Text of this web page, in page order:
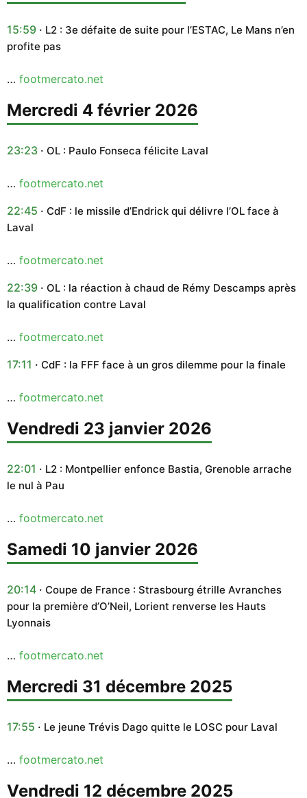
15:59
L2 : 3e défaite de suite pour l’ESTAC, Le Mans n’en
profite pas
… footmercato.net
mercredi 4 février 2026
23:23 OL : Paulo Fonseca félicite Laval
… footmercato.net
22:45
CdF : le missile d’Endrick qui délivre l’OL face à
Laval
… footmercato.net
22:39
OL : la réaction à chaud de Rémy Descamps après
la qualification contre Laval
… footmercato.net
17:11
CdF : la FFF face à un gros dilemme pour la finale
… footmercato.net
vendredi 23 janvier 2026
22:01
L2 : Montpellier enfonce Bastia, Grenoble arrache
le nul à Pau
… footmercato.net
samedi 10 janvier 2026
20:14
Coupe de France : Strasbourg étrille Avranches
pour la première d’O’Neil, Lorient renverse les Hauts
Lyonnais
… footmercato.net
mercredi 31 décembre 2025
17:55 Le jeune Trévis Dago quitte le LOSC pour Laval
… footmercato.net
vendredi 12 décembre 2025